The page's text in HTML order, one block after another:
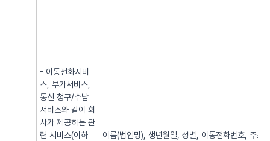
- 이동전화서비
스, 부가서비스,
통신 청구/수납
서비스와 같이 회
사가 제공하는 관
련 서비스(이하
이름(법인명), 생년월일, 성별, 이동전화번호, 주